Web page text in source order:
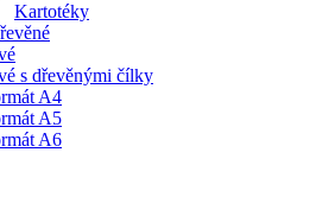
Kartotéky
s dřevěnými čílky
A4
A5
A6